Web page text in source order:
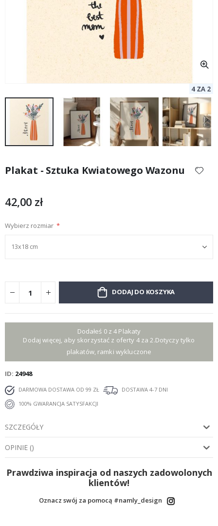
początek
Plakat - Sztuka Kwiatowego Wazonu
42,00 zł
Wybierz rozmiar
DODAJ DO KOSZYKA
Dodałeś 0 z 4 Plakaty
Dodaj więcej, aby skorzystać z oferty 4 za 2.Dotyczy tylko
plakatów, ramki wykluczone
ID 24948
DARMOWA DOSTAWA OD 99 ZŁ
DOSTAWA 4-7 DNI
100% GWARANCJA SATYSFAKCJI
SZCZEGÓŁY
OPINIE ()
Prawdziwa inspiracja od naszych zadowolonych
klientów!
Oznacz swój za pomocą #namly_design